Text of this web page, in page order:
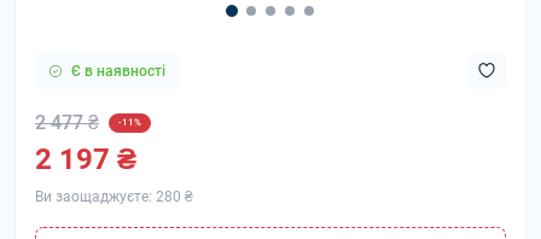
Є в наявності
2 477 ₴ -11%
2 197 ₴
Ви заощаджуєте: 280 ₴